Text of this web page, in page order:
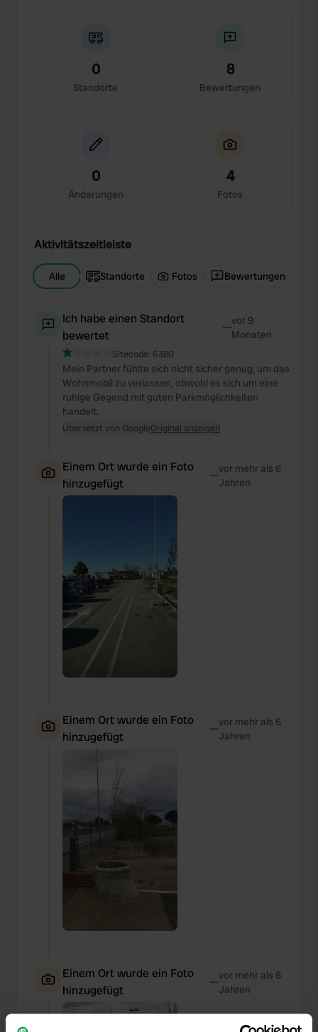
0
Standorte
8
Bewertungen
0
Änderungen
4
Fotos
Aktivitätszeitleiste
Alle Standorte Fotos Bewertungen
Ich habe einen Standort
bewertet
—vor 9
Monaten
Sitecode: 6380
Mein Partner fühlte sich nicht sicher genug, um das
Wohnmobil zu verlassen, obwohl es sich um eine
ruhige Gegend mit guten Parkmöglichkeiten
handelt.
Übersetzt von GoogleOriginal anzeigen
Einem Ort wurde ein Foto
hinzugefügt
—vor mehr als 6
Jahren
Einem Ort wurde ein Foto
hinzugefügt
—vor mehr als 6
Jahren
Einem Ort wurde ein Foto
hinzugefügt
—vor mehr als 6
Jahren